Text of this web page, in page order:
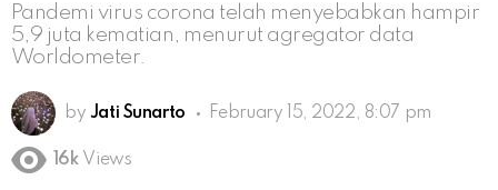
Pandemi virus corona telah menyebabkan hampir
5,9 juta kematian, menurut agregator data
Worldometer.
by Jati Sunarto February 15, 2022, 8:07 pm
16k Views